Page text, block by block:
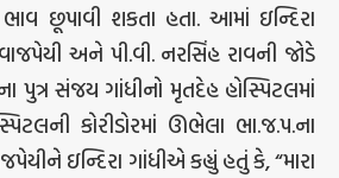
છૂપાવી શકતા હતા. આમાં ઇન્દિરા
અને પી.વી. નરસિંહ રાવની જોડે
પુત્ર સંજય ગાંધીનો મૃતદેહ હોસ્પિટલમાં
કોરીડોરમાં ઊભેલા ભા.જ.પ.ના
ઇન્દિરા ગાંધીએ કહ્યું હતું કે, “મારા